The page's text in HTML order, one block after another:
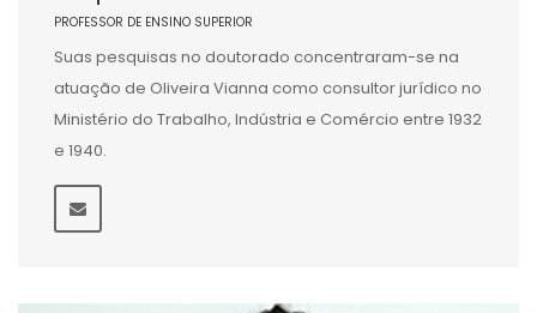
PROFESSOR DE ENSINO SUPERIOR
Suas pesquisas no doutorado concentraram-se na
atuação de Oliveira Vianna como consultor jurídico no
Ministério do Trabalho, Indústria e Comércio entre 1932
e 1940.